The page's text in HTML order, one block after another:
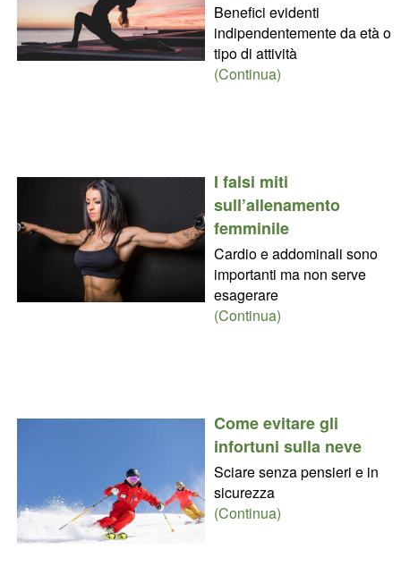
Benefici evidenti
indipendentemente da età o
tipo di attività
(Continua)
I falsi miti
sull’allenamento
femminile
Cardio e addominali sono
importanti ma non serve
esagerare
(Continua)
Come evitare gli
infortuni sulla neve
Sciare senza pensieri e in
sicurezza
(Continua)